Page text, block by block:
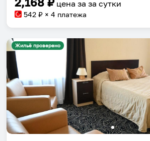
цена за за сутки
542 ₽ × 4 платежа
Жильё проверено